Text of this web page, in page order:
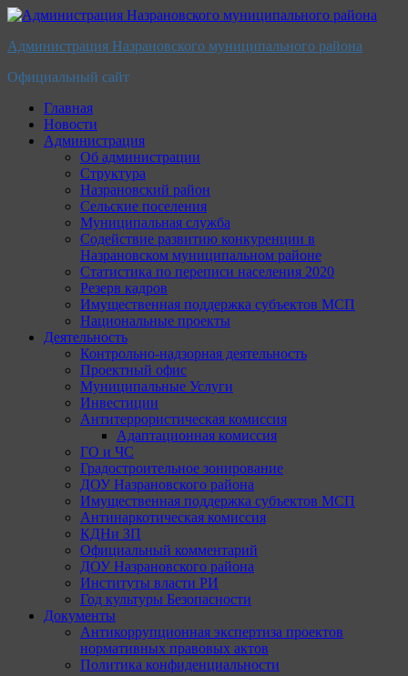
Перейти
содержимому
Администрация Назрановского муниципального района
Официальный сайт
Главная
Новости
Администрация
Об администрации
Структура
Назрановский район
Сельские поселения
Муниципальная служба
Содействие развитию конкуренции в
Назрановском муниципальном районе
Статистика по переписи населения 2020
Резерв кадров
Имущественная поддержка субъектов МСП
Национальные проекты
Деятельность
Контрольно-надзорная деятельность
Проектный офис
Муниципальные Услуги
Инвестиции
Антитеррористическая комиссия
Адаптационная комиссия
ГО и ЧС
Градостроительное зонирование
ДОУ Назрановского района
Имущественная поддержка субъектов МСП
Антинаркотическая комиссия
КДНи ЗП
Официальный комментарий
ДОУ Назрановского района
Институты власти РИ
Год культуры Безопасности
Документы
Антикоррупционная экспертиза проектов
нормативных правовых актов
Политика конфиденциальности